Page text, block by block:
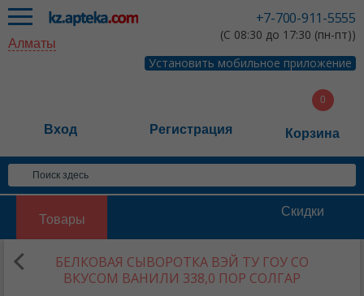
+7-700-911-5555
(С 08:30 до 17:30 (пн-пт))
Установить мобильное приложение
Алматы
Вход Регистрация Корзина
Товары
Скидки
БЕЛКОВАЯ СЫВОРОТКА ВЭЙ ТУ ГОУ СО
ВКУСОМ ВАНИЛИ 338,0 ПОР СОЛГАР